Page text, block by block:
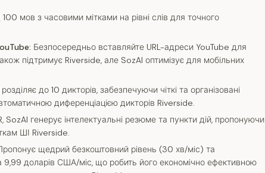
мов з часовими мітками на рівні слів для точного
Безпосередньо вставляйте URL-адреси YouTube для
підтримує Riverside, але SozAI оптимізує для мобільних
до 10 дикторів, забезпечуючи чіткі та організовані
диференціацією дикторів Riverside.
SozAI генерує інтелектуальні резюме та пункти дій, пропонуючи
ШІ Riverside.
щедрий безкоштовний рівень (30 хв/міс) та
доларів США/міс, що робить його економічно ефективною